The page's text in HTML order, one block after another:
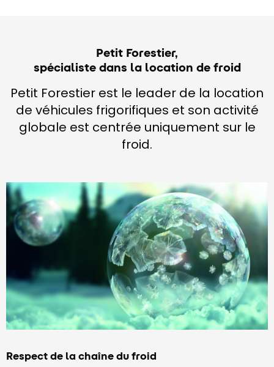
Petit Forestier,
spécialiste dans la location de froid
Petit Forestier est le leader de la location
de véhicules frigorifiques et son activité
globale est centrée uniquement sur le
froid.
Respect de la chaîne du froid